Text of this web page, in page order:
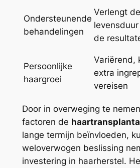
Ondersteunende
behandelingen
Verlengt de
de
Persoonlijke
haargroei
Variërend,
extra
vereisen
Door in overweging te
factoren de
lange termijn beïnvloeden,
weloverwogen beslissing
investering in haarherstel.